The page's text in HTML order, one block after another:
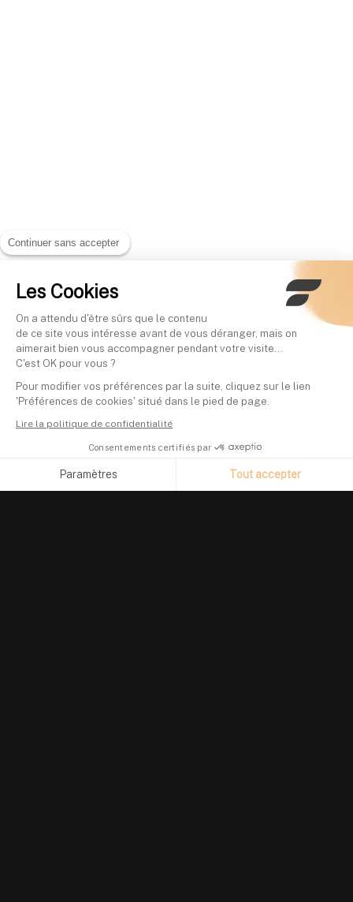
Continuer sans accepter
Les Cookies
On a attendu d'être sûrs que le contenu
de ce site vous intéresse avant de vous déranger, mais on
aimerait bien vous accompagner pendant votre visite...
C'est OK pour vous ?
Pour modifier vos préférences par la suite, cliquez sur le lien
'Préférences de cookies' situé dans le pied de page.
Lire la politique de confidentialité
Consentements certifiés par
Paramètres Tout accepter